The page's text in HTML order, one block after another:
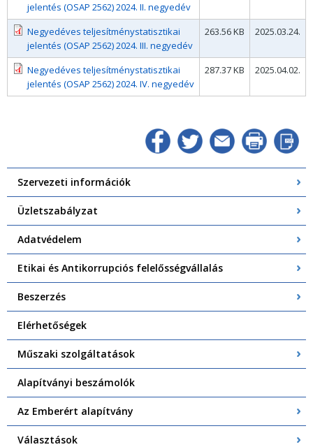
jelentés (OSAP 2562) 2024. II. negyedév
Negyedéves teljesítménystatisztikai
jelentés (OSAP 2562) 2024. III. negyedév
263.56 KB 2025.03.24.
Negyedéves teljesítménystatisztikai
jelentés (OSAP 2562) 2024. IV. negyedév
287.37 KB 2025.04.02.
Szervezeti információk
Üzletszabályzat
Adatvédelem
Etikai és Antikorrupciós felelősségvállalás
Beszerzés
Elérhetőségek
Műszaki szolgáltatások
Alapítványi beszámolók
Az Emberért alapítvány
Választások